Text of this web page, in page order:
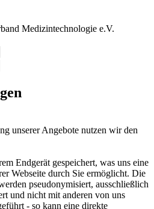
Medizintechnologie e.V.
unserer Angebote nutzen wir den
Endgerät gespeichert, was uns eine
Webseite durch Sie ermöglicht. Die
pseudonymisiert, ausschließlich
und nicht mit anderen von uns
- so kann eine direkte